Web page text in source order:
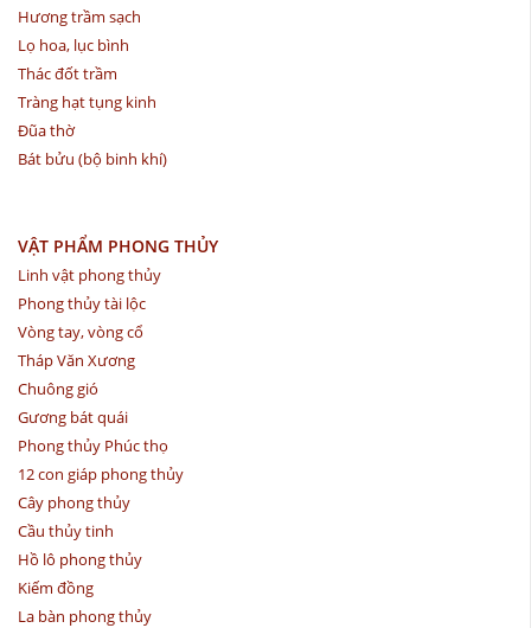
Hương trầm sạch
Lọ hoa, lục bình
Thác đốt trầm
Tràng hạt tụng kinh
Đũa thờ
Bát bửu (bộ binh khí)
VẬT PHẨM PHONG THỦY
Linh vật phong thủy
Phong thủy tài lộc
Vòng tay, vòng cổ
Tháp Văn Xương
Chuông gió
Gương bát quái
Phong thủy Phúc thọ
12 con giáp phong thủy
Cây phong thủy
Cầu thủy tinh
Hồ lô phong thủy
Kiếm đồng
La bàn phong thủy